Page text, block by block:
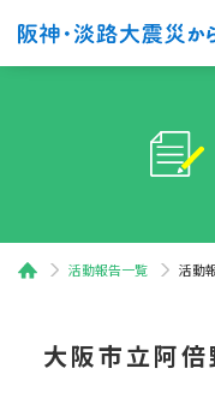
活動報告一覧 活動
大阪市立阿